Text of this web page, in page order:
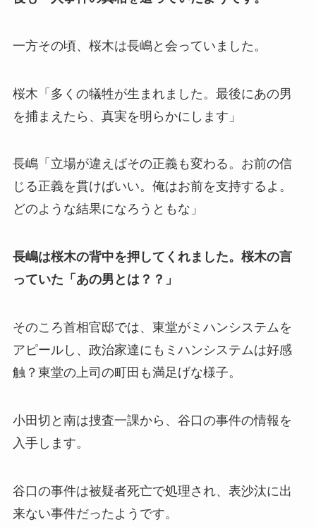
一方その頃、桜木は長嶋と会っていました。
桜木「多くの犠牲が生まれました。最後にあの男
を捕まえたら、真実を明らかにします」
長嶋「立場が違えばその正義も変わる。お前の信
じる正義を貫けばいい。俺はお前を支持するよ。
どのような結果になろうともな」
長嶋は桜木の背中を押してくれました。桜木の言
っていた「あの男とは？？」
そのころ首相官邸では、東堂がミハンシステムを
アピールし、政治家達にもミハンシステムは好感
触？東堂の上司の町田も満足げな様子。
小田切と南は捜査一課から、谷口の事件の情報を
入手します。
谷口の事件は被疑者死亡で処理され、表沙汰に出
来ない事件だったようです。